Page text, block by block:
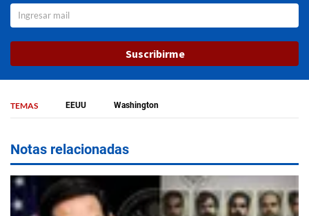
Suscribirme
TEMAS EEUU Washington
Notas relacionadas